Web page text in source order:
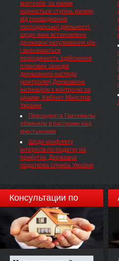
змін до підпункту 197.1.27
пункту 197.1 статті 197
Податкового кодексу України
щодо створення сприятливих
умов для поліпшення
забезпечення закладів охорони
здоров’я та громадян
доступними лікарськими
засобами (реєстр. № 2227),
поданий народними
депутатами України Шипком
А. Ф., Бахтеєвою Т. Д.
важливо для європейців, аби
подолати ...
критеріїв, за якими
оцінюється ступінь ризику
від провадження
господарської діяльності,
щодо яких встановлено
державне регулювання цін,
і визначається
періодичність здійснення
планових заходів
державного нагляду
(контролю) Державною
інспекцією з контролю за
цінами, Кабінет Міністрів
України
Президента Гватемалы
обвинили в расправе над
крестьянами
Щодо конфлікту
інтересів по податку на
прибуток, Державна
податкова служба України
Консультации по
недвижимости